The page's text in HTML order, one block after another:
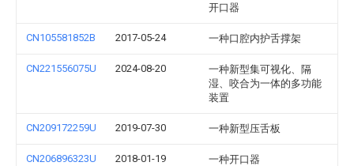
开口器
CN105581852B 2017-05-24 一种口腔内护舌撑架
CN221556075U 2024-08-20
一种新型集可视化、隔
湿、咬合为一体的多功能
装置
CN209172259U 2019-07-30 一种新型压舌板
CN206896323U 2018-01-19 一种开口器